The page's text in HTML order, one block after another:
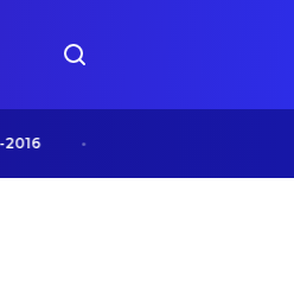
A nova corrida da IA nas